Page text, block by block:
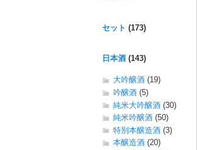
セット (173)
日本酒 (143)
大吟醸酒 (19)
吟醸酒 (5)
純米大吟醸酒 (30)
純米吟醸酒 (50)
特別本醸造酒 (3)
本醸造酒 (20)